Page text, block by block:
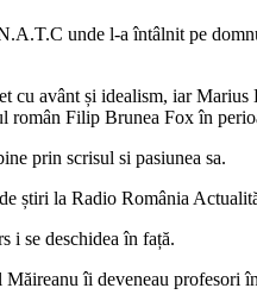
unde l-a întâlnit pe
avânt și idealism, iar
român Filip Brunea Fox în
prin scrisul si pasiunea sa.
știri la Radio România
i se deschidea în față.
îi deveneau profesori